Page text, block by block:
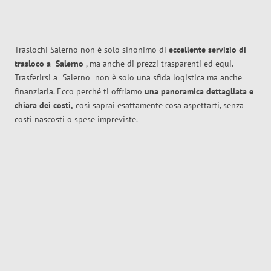
Traslochi Salerno non è solo sinonimo di eccellente servizio di
trasloco a Salerno , ma anche di prezzi trasparenti ed equi.
Trasferirsi a Salerno non è solo una sfida logistica ma anche
finanziaria. Ecco perché ti offriamo una panoramica dettagliata e
chiara dei costi, così saprai esattamente cosa aspettarti, senza
costi nascosti o spese impreviste.